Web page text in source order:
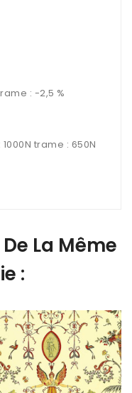
: -2,5 %
​ ​1000N trame : ​ ​650N
La Même
: